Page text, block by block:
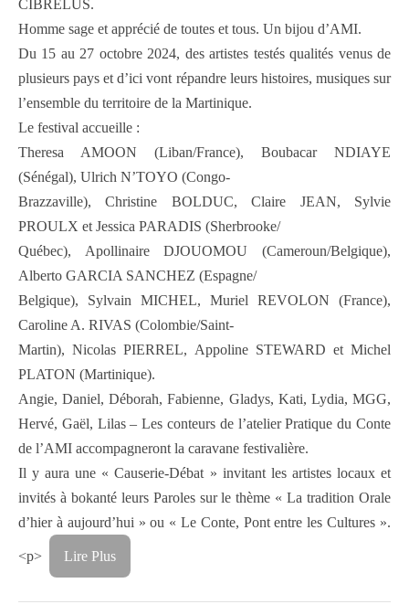
CIBRÉLUS.
Homme sage et apprécié de toutes et tous. Un bijou d’AMI.
Du 15 au 27 octobre 2024, des artistes testés qualités venus de
plusieurs pays et d’ici vont répandre leurs histoires, musiques sur
l’ensemble du territoire de la Martinique.
Le festival accueille :
Theresa AMOON (Liban/France), Boubacar NDIAYE
(Sénégal), Ulrich N’TOYO (Congo-
Brazzaville), Christine BOLDUC, Claire JEAN, Sylvie
PROULX et Jessica PARADIS (Sherbrooke/
Québec), Apollinaire DJOUOMOU (Cameroun/Belgique),
Alberto GARCIA SANCHEZ (Espagne/
Belgique), Sylvain MICHEL, Muriel REVOLON (France),
Caroline A. RIVAS (Colombie/Saint-
Martin), Nicolas PIERREL, Appoline STEWARD et Michel
PLATON (Martinique).
Angie, Daniel, Déborah, Fabienne, Gladys, Kati, Lydia, MGG,
Hervé, Gaël, Lilas – Les conteurs de l’atelier Pratique du Conte
de l’AMI accompagneront la caravane festivalière.
Il y aura une « Causerie-Débat » invitant les artistes locaux et
invités à bokanté leurs Paroles sur le thème « La tradition Orale
d’hier à aujourd’hui » ou « Le Conte, Pont entre les Cultures ».
<p> Lire Plus